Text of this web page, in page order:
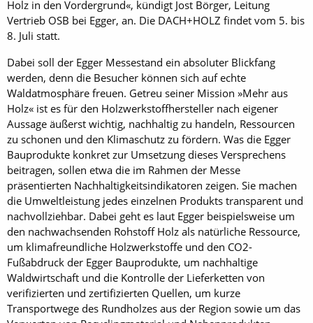
Holz in den Vordergrund«, kündigt Jost ­Börger, Leitung
Vertrieb OSB bei Egger, an. Die DACH+HOLZ findet vom 5. bis
8. Juli statt.
Dabei soll der Egger Messestand ein absoluter Blickfang
werden, denn die Besucher können sich auf echte
Waldatmosphäre freuen. Getreu seiner Mission »Mehr aus
Holz« ist es für den Holzwerkstoffhersteller nach eigener
Aussage äußerst wichtig, nachhaltig zu handeln, Ressourcen
zu schonen und den Klimaschutz zu fördern. Was die Egger
Bauprodukte konkret zur Umsetzung dieses Versprechens
beitragen, sollen etwa die im Rahmen der Messe
präsentierten Nachhaltigkeitsindikatoren zeigen. Sie machen
die Umweltleistung jedes einzelnen Produkts transparent und
nachvollziehbar. Dabei geht es laut Egger beispielsweise um
den nachwachsenden Rohstoff Holz als natürliche Ressource,
um klimafreundliche Holzwerkstoffe und den CO2-
Fußabdruck der Egger Bauprodukte, um nachhaltige
Waldwirtschaft und die Kontrolle der Lieferketten von
verifizierten und zertifizierten Quellen, um kurze
Transportwege des Rundholzes aus der Region sowie um das